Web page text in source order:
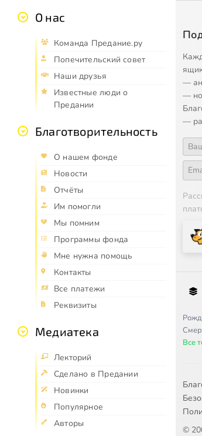
О нас
Команда Предание.ру
Попечительский совет
Наши друзья
Известные люди о
Предании
Благотворительность
О нашем фонде
Новости
Отчёты
Им помогли
Мы помним
Программы фонда
Мне нужна помощь
Контакты
Все платежи
Реквизиты
Медиатека
Лекторий
Сделано в Предании
Новинки
Популярное
Авторы
—
—
—
Все
©